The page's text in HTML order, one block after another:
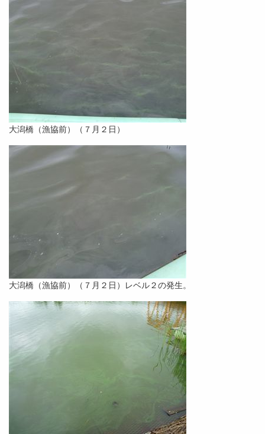
大潟橋（漁協前）（７月２日）
大潟橋（漁協前）（７月２日）レベル２の発生。